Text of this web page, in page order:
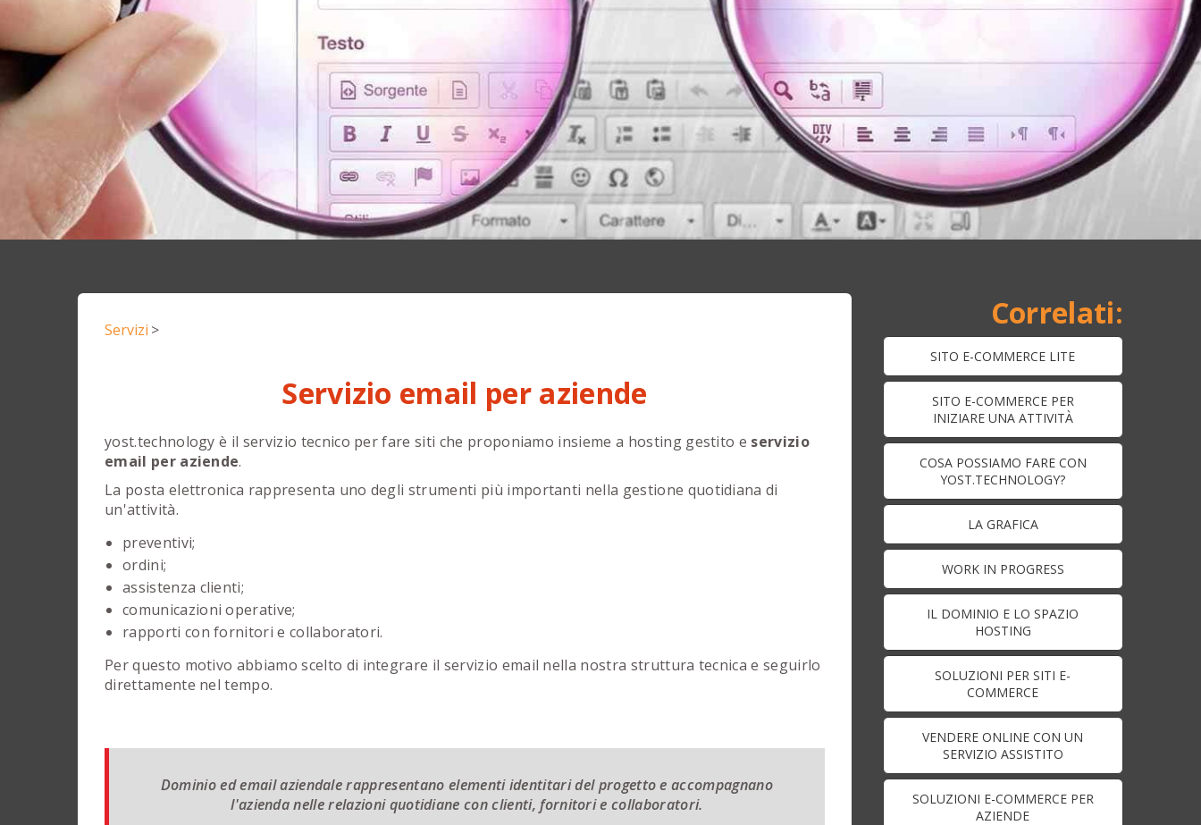
SITO E-COMMERCE LITE
SITO E-COMMERCE PER
INIZIARE UNA ATTIVITÀ
COSA POSSIAMO FARE CON
YOST.TECHNOLOGY?
LA GRAFICA
WORK IN PROGRESS
IL DOMINIO E LO SPAZIO
HOSTING
SOLUZIONI PER SITI E-
COMMERCE
VENDERE ONLINE CON UN
SERVIZIO ASSISTITO
SOLUZIONI E-COMMERCE PER
AZIENDE
Servizi >
Servizio email per aziende
yost.technology è il servizio tecnico per fare siti che proponiamo insieme a hosting gestito e servizio
email per aziende.
La posta elettronica rappresenta uno degli strumenti più importanti nella gestione quotidiana di
un'attività.
preventivi;
ordini;
assistenza clienti;
comunicazioni operative;
rapporti con fornitori e collaboratori.
Per questo motivo abbiamo scelto di integrare il servizio email nella nostra struttura tecnica e seguirlo
direttamente nel tempo.
Dominio ed email aziendale rappresentano elementi identitari del progetto e accompagnano
l'azienda nelle relazioni quotidiane con clienti, fornitori e collaboratori.